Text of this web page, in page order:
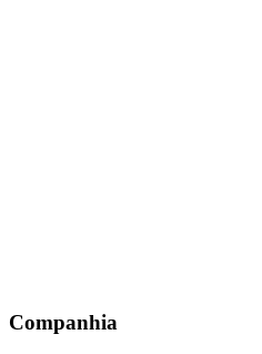
Companhia